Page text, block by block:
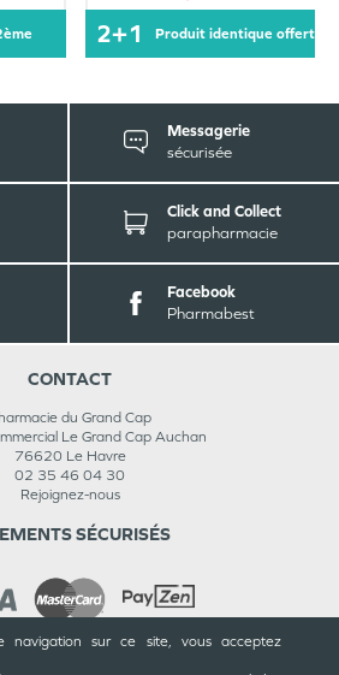
navigation sur ce site, vous acceptez
2+1 produit identique offert
Messagerie
sécurisée
Click and Collect
parapharmacie
Facebook
Pharmabest
CONTACT
du Grand Cap
Le Grand Cap Auchan
76620 Le Havre
02 35 46 04 30
Rejoignez-nous
SÉCURISÉS